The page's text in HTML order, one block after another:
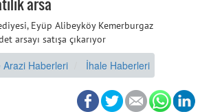
Eyüp Alibeyköy Kemerburgaz
arsayı satışa çıkarıyor
Arazi Haberleri İhale Haberleri